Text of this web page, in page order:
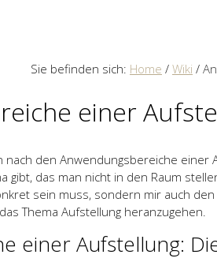
Sie befinden sich: Home / Wiki /
einer
den Anwendungsbereiche einer
gibt, das man nicht in den Raum
sein muss, sondern mir auch
Thema Aufstellung heranzugehen.
einer Aufstellung: